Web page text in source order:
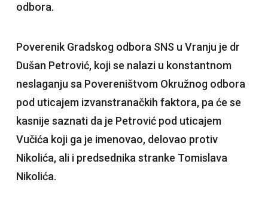
odbora.
Poverenik Gradskog odbora SNS u Vranju je dr
Dušan Petrović, koji se nalazi u konstantnom
neslaganju sa Povereništvom Okružnog odbora
pod uticajem izvanstranačkih faktora, pa će se
kasnije saznati da je Petrović pod uticajem
Vučića koji ga je imenovao, delovao protiv
Nikolića, ali i predsednika stranke Tomislava
Nikolića.